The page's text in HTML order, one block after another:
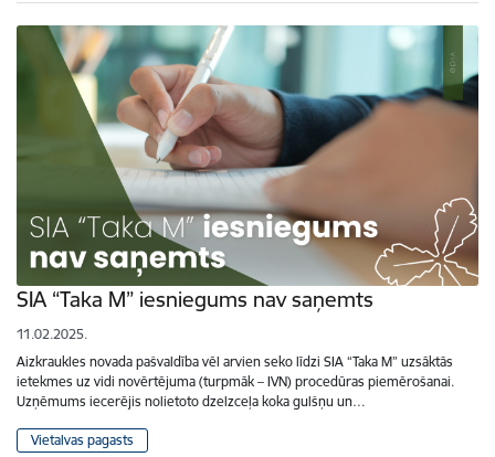
SIA “Taka M” iesniegums nav saņemts
11.02.2025.
Aizkraukles novada pašvaldība vēl arvien seko līdzi SIA “Taka M” uzsāktās
ietekmes uz vidi novērtējuma (turpmāk – IVN) procedūras piemērošanai.
Uzņēmums iecerējis nolietoto dzelzceļa koka gulšņu un…
Vietalvas pagasts